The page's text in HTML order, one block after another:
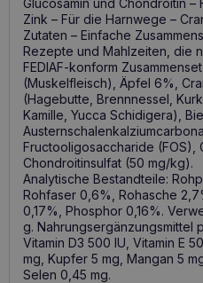
Glucosamin und Chondroitin –
Zink – Für die Harnwege –
Zutaten – Einfache
Rezepte und Mahlzeiten, die
FEDIAF-konform
(Muskelfleisch), Äpfel 6%,
(Hagebutte, Brennnessel,
Kamille, Yucca Schidigera),
Fructooligosaccharide (FOS),
Chondroitinsulfat (50 mg/kg).
Analytische Bestandteile:
Rohfaser 0,6%, Rohasche
0,17%, Phosphor 0,16%.
g. Nahrungsergänzungsmittel
Vitamin D3 500 IU, Vitamin E
mg, Kupfer 5 mg, Mangan 5
Selen 0,45 mg.